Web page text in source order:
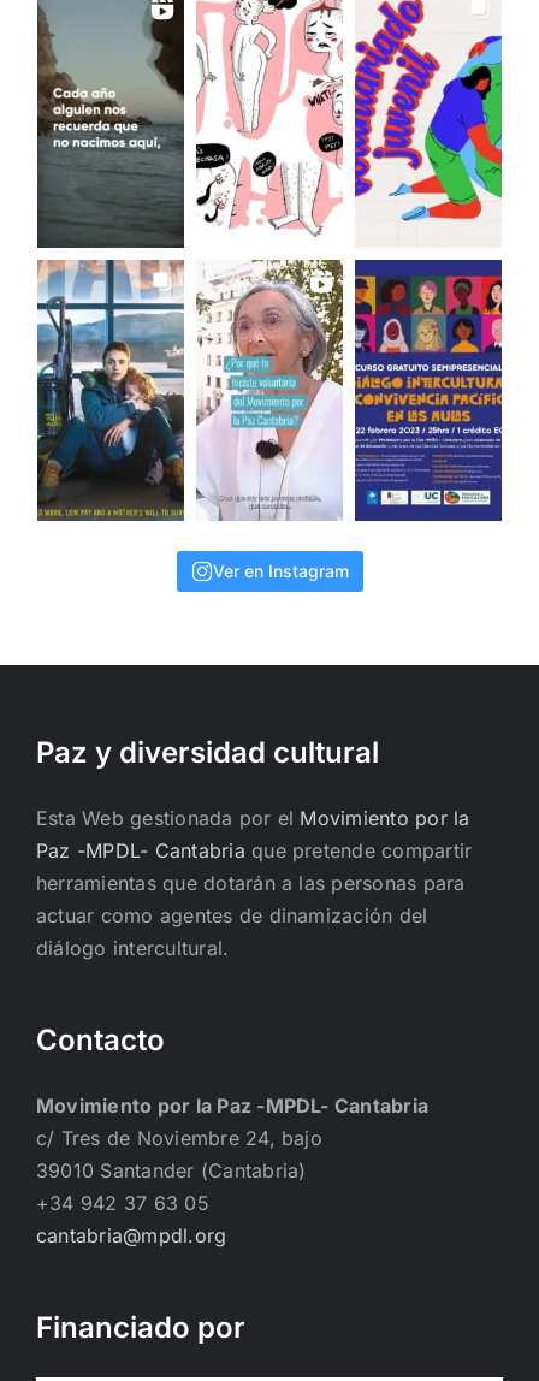
Ver en Instagram
Paz y diversidad cultural
Esta Web gestionada por el Movimiento por la
Paz -MPDL- Cantabria que pretende compartir
herramientas que dotarán a las personas para
actuar como agentes de dinamización del
diálogo intercultural.
Contacto
Movimiento por la Paz -MPDL- Cantabria
c/ Tres de Noviembre 24, bajo
39010 Santander (Cantabria)
+34 942 37 63 05
cantabria@mpdl.org
Financiado por